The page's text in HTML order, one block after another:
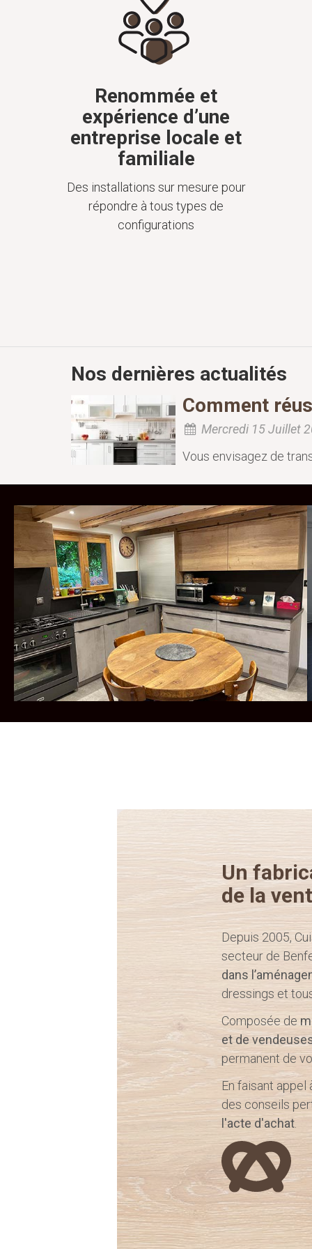
Renommée et
expérience d’une
entreprise locale et
familiale
Des installations sur mesure pour
répondre à tous types de
configurations
Nos dernières actualités
Comment
Mercredi 15 Juillet
Vous envisagez de
Un
de la
Depuis 2005,
secteur de
dans
dressings et
Composée de
et de
permanent de
En faisant appel
des conseils
l'acte d'achat